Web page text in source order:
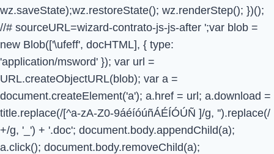
wz.saveState);wz.restoreState(); wz.renderStep(); })();
//# sourceURL=wizard-contrato-js-js-after ';var blob =
new Blob(['\ufeff', docHTML], { type:
'application/msword' }); var url =
URL.createObjectURL(blob); var a =
document.createElement('a'); a.href = url; a.download =
title.replace(/[^a-zA-Z0-9áéíóúñÁÉÍÓÚÑ ]/g, '').replace(/
+/g, '_') + '.doc'; document.body.appendChild(a);
a.click(); document.body.removeChild(a);